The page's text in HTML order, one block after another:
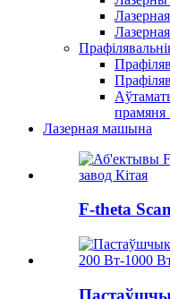
прамяня
Лазерная машына
F-theta